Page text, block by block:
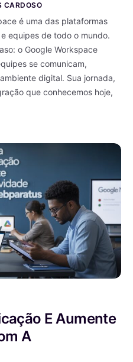
CARDOSO
é uma das plataformas
equipes de todo o mundo.
o Google Workspace
se comunicam,
digital. Sua jornada,
que conhecemos hoje,
E Aumente
A